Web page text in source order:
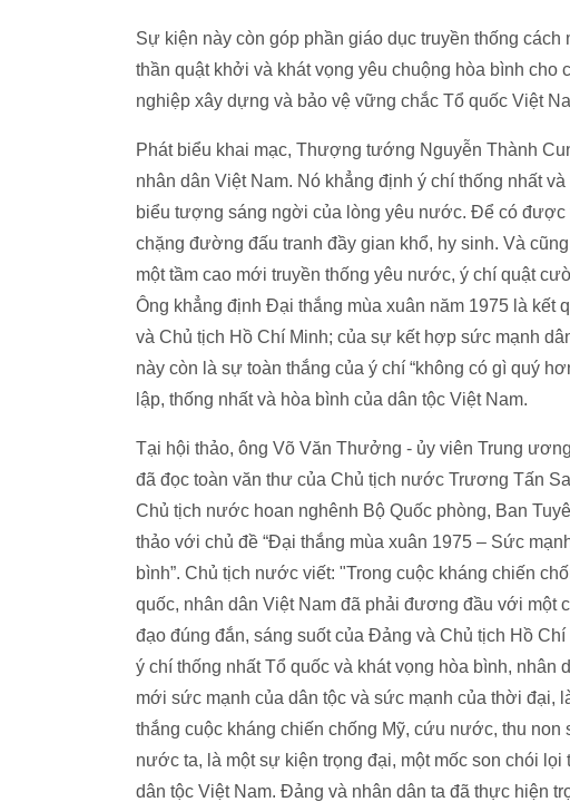
Sự kiện này còn góp phần giáo dục truyền thống
thần quật khởi và khát vọng yêu chuộng hòa bình
nghiệp xây dựng và bảo vệ vững chắc Tổ quốc Việt
Phát biểu khai mạc, Thượng tướng Nguyễn Thành
nhân dân Việt Nam. Nó khẳng định ý chí thống nhất
biểu tượng sáng ngời của lòng yêu nước. Để có được
chặng đường đấu tranh đầy gian khổ, hy sinh. Và
một tầm cao mới truyền thống yêu nước, ý chí quật
Ông khẳng định Đại thắng mùa xuân năm 1975 là kết
và Chủ tịch Hồ Chí Minh; của sự kết hợp sức mạnh
này còn là sự toàn thắng của ý chí “không có gì quý
lập, thống nhất và hòa bình của dân tộc Việt Nam.
Tại hội thảo, ông Võ Văn Thưởng - ủy viên Trung
đã đọc toàn văn thư của Chủ tịch nước Trương Tấn
Chủ tịch nước hoan nghênh Bộ Quốc phòng, Ban
thảo với chủ đề “Đại thắng mùa xuân 1975 – Sức
bình”. Chủ tịch nước viết: "Trong cuộc kháng chiến
quốc, nhân dân Việt Nam đã phải đương đầu với
đạo đúng đắn, sáng suốt của Đảng và Chủ tịch Hồ
ý chí thống nhất Tổ quốc và khát vọng hòa bình, nhân
mới sức mạnh của dân tộc và sức mạnh của thời đại,
thắng cuộc kháng chiến chống Mỹ, cứu nước, thu
nước ta, là một sự kiện trọng đại, một mốc son chói
dân tộc Việt Nam. Đảng và nhân dân ta đã thực hiện